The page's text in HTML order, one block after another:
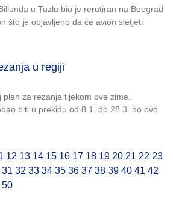
u Tuzlu bio je rerutiran na Beograd
što je objavljeno da će avion sletjeti
u regiji
za rezanja tijekom ove zime.
biti u prekidu od 8.1. do 28.3. no ovo
12 13 14 15 16 17 18 19 20 21 22 23
31 32 33 34 35 36 37 38 39 40 41 42
50